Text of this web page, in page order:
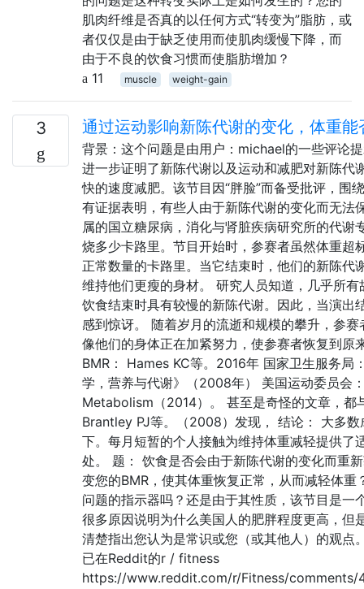
肌肉纤维是否真的以任何方式“转变为”脂肪，或
者仅仅是由于缺乏使用而使肌肉缓慢下降，而
由于不良的饮食习惯而使脂肪增加？
11
muscle weight-gain
3 通过运动影响新陈代谢的变化，体重能
背景：这个问题是由用户：michael的一些评论
进一步证明了新陈代谢以及运动和减肥对新陈代
快的速度减肥。该节目因“胖脸”而备受批评，围
有证据表明，有些人由于新陈代谢的变化而无
属的国立糖尿病，消化与肾脏疾病研究所的代
烧多少卡路里。节目开始时，参赛者虽然体重
正常数量的卡路里。当它结束时，他们的新陈
维持他们更瘦的身材。 研究人员知道，几乎所
饮食结束时具有较慢的新陈代谢。因此，当演出
感到惊讶。 随着岁月的流逝和规模的攀升，参
像他们的身体正在加紧努力，使参赛者恢复到
BMR： Hames KC等。2016年 国家卫生服务局
学，营养与代谢》（2008年） 美国运动委员会
Metabolism（2014）。 甚至是奇怪的文章，
Brantley PJ等。（2008）发现， 结论： 大多
下。每月短暂的个人接触为维持体重减轻提供
处。 题： 饮食是否会由于新陈代谢的变化而重
变您的BMR，使其体重恢复正常，从而减轻体
问题的指示器吗？还是由于其性质，该节目是
很多原因说明为什么美国人的肥胖程度更高，
清楚指出您认为是常识或您（或其他人）的观
已在Reddit的r / fitness
https://www.reddit.com/r/Fitness/comments/